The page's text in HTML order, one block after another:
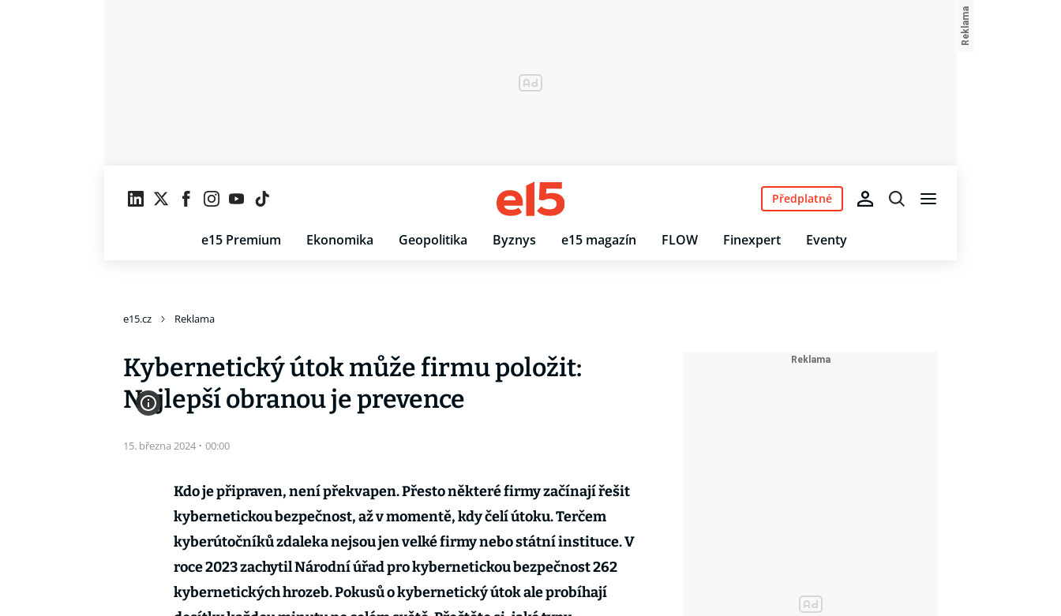
e15 Premium Ekonomika Geopolitika Byznys e15 magazín FLOW Finexpert Eventy
Předplatné
e15.cz Reklama
Kybernetický útok může firmu položit:
Nejlepší obranou je prevence
15. března 2024 · 00:00
Kdo je připraven, není překvapen. Přesto některé firmy začínají řešit
kybernetickou bezpečnost, až v momentě, kdy čelí útoku. Terčem
kyberútočníků zdaleka nejsou jen velké firmy nebo státní instituce. V
roce 2023 zachytil Národní úřad pro kybernetickou bezpečnost 262
kybernetických hrozeb. Pokusů o kybernetický útok ale probíhají